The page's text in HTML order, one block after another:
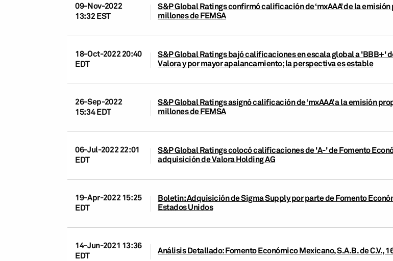
09-Nov-2022
13:32 EST
S&P Global Ratings confirmó calificación de ‘mxAAA’ de la
millones de FEMSA
18-Oct-2022 20:40
EDT
S&P Global Ratings bajó calificaciones en escala global a 'BBB+'
Valora y por mayor apalancamiento; la perspectiva es estable
26-Sep-2022
15:34 EDT
S&P Global Ratings asignó calificación de ‘mxAAA’ a la emisión
millones de FEMSA
06-Jul-2022 22:01
EDT
S&P Global Ratings colocó calificaciones de 'A-' de Fomento
adquisición de Valora Holding AG
19-Apr-2022 15:25
EDT
Boletín: Adquisición de Sigma Supply por parte de Fomento
Estados Unidos
14-Jun-2021 13:36
EDT
Análisis Detallado: Fomento Económico Mexicano, S.A.B. de C.V.,